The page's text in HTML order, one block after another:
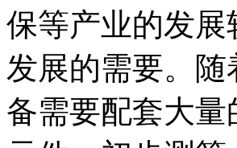
保等产业的发
发展的需要。
备需要配套大